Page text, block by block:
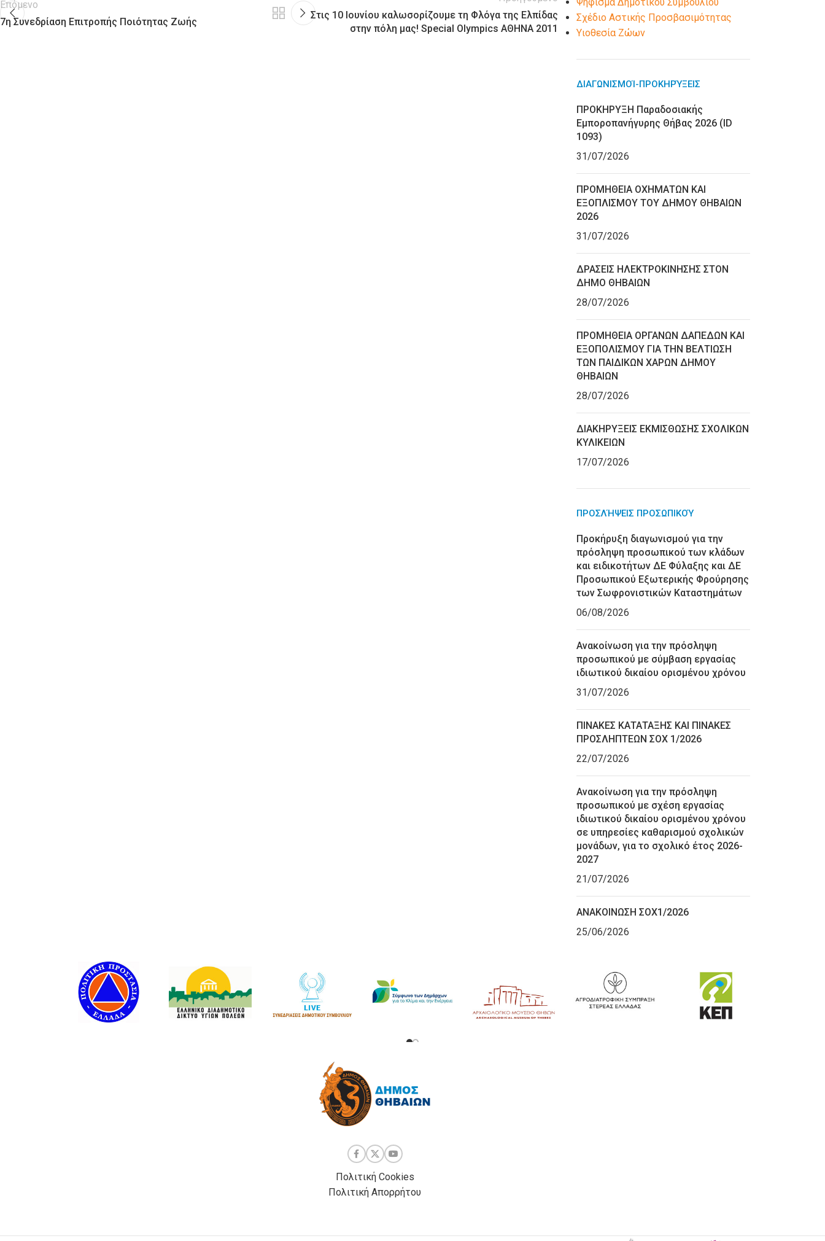
Επόμενο
7η Συνεδρίαση Επιτροπής Ποιότητας Ζωής
Στις 10 Ιουνίου καλωσορίζουμε τη Φλόγα της Ελπίδας
στην πόλη μας! Special Olympics ΑΘΗΝΑ 2011
Σχέδιο Αστικής Προσβασιμότητας
Υιοθεσία Ζώων
ΔΙΑΓΩΝΙΣΜΟΊ-ΠΡΟΚΗΡΎΞΕΙΣ
ΠΡΟΚΗΡΥΞΗ Παραδοσιακής
Εμποροπανήγυρης Θήβας 2026 (ID
1093)
31/07/2026
ΠΡΟΜΗΘΕΙΑ ΟΧΗΜΑΤΩΝ ΚΑΙ
ΕΞΟΠΛΙΣΜΟΥ ΤΟΥ ΔΗΜΟΥ ΘΗΒΑΙΩΝ
2026
31/07/2026
ΔΡΑΣΕΙΣ ΗΛΕΚΤΡΟΚΙΝΗΣΗΣ ΣΤΟΝ
ΔΗΜΟ ΘΗΒΑΙΩΝ
28/07/2026
ΠΡΟΜΗΘΕΙΑ ΟΡΓΑΝΩΝ ΔΑΠΕΔΩΝ ΚΑΙ
ΕΞΟΠΟΛΙΣΜΟΥ ΓΙΑ ΤΗΝ ΒΕΛΤΙΩΣΗ
ΤΩΝ ΠΑΙΔΙΚΩΝ ΧΑΡΩΝ ΔΗΜΟΥ
ΘΗΒΑΙΩΝ
28/07/2026
ΔΙΑΚΗΡΥΞΕΙΣ ΕΚΜΙΣΘΩΣΗΣ ΣΧΟΛΙΚΩΝ
ΚΥΛΙΚΕΙΩΝ
17/07/2026
ΠΡΟΣΛΉΨΕΙΣ ΠΡΟΣΩΠΙΚΟΎ
Προκήρυξη διαγωνισμού για την
πρόσληψη προσωπικού των κλάδων
και ειδικοτήτων ΔΕ Φύλαξης και ΔΕ
Προσωπικού Εξωτερικής Φρούρησης
των Σωφρονιστικών Καταστημάτων
06/08/2026
Ανακοίνωση για την πρόσληψη
προσωπικού με σύμβαση εργασίας
ιδιωτικού δικαίου ορισμένου χρόνου
31/07/2026
ΠΙΝΑΚΕΣ ΚΑΤΑΤΑΞΗΣ ΚΑΙ ΠΙΝΑΚΕΣ
ΠΡΟΣΛΗΠΤΕΩΝ ΣΟΧ 1/2026
22/07/2026
Ανακοίνωση για την πρόσληψη
προσωπικού με σχέση εργασίας
ιδιωτικού δικαίου ορισμένου χρόνου
σε υπηρεσίες καθαρισμού σχολικών
μονάδων, για το σχολικό έτος 2026-
2027
21/07/2026
ΑΝΑΚΟΙΝΩΣΗ ΣΟΧ1/2026
25/06/2026
Πολιτική Cookies
Πολιτική Απορρήτου